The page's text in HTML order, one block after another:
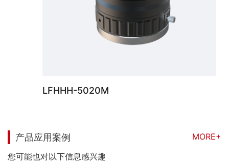
LFHHH-5020M
产品应用案例
MORE+
您可能也对以下信息感兴趣